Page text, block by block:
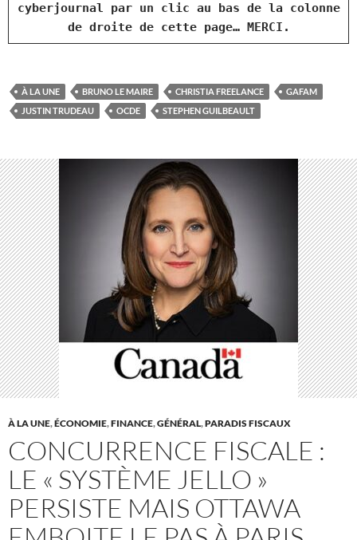
cyberjournal par un clic au bas de la colonne
de droite de cette page… MERCI.
À LA UNE BRUNO LE MAIRE CHRISTIA FREELANCE
GAFAM
JUSTIN TRUDEAU
OCDE STEPHEN GUILBEAULT
À LA UNE,ÉCONOMIE,FINANCE,GÉNÉRAL,PARADIS FISCAUX
CONCURRENCE FISCALE :
LE « SYSTÈME JELLO »
PERSISTE MAIS OTTAWA